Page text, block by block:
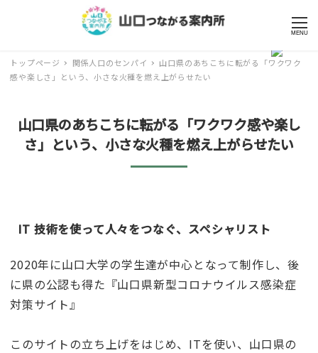
MENU
トップページ 関係人口のセンパイ
山口県のあちこちに転がる「ワクワク
感や楽しさ」という、小さな火種を燃え上がらせたい
山口県のあちこちに転がる「ワクワク感や楽し
さ」という、小さな火種を燃え上がらせたい
IT 技術を使って人々をつなぐ、スペシャリスト
2020年に山口大学の学生達が中心となって制作し、後
に県の公認も得た『山口県新型コロナウイルス感染症
対策サイト』
このサイトの立ち上げをはじめ、ITを使い、山口県の